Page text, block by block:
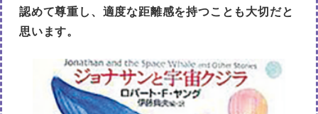
認めて尊重し、適度な距離感を持つことも大切だと
思います。